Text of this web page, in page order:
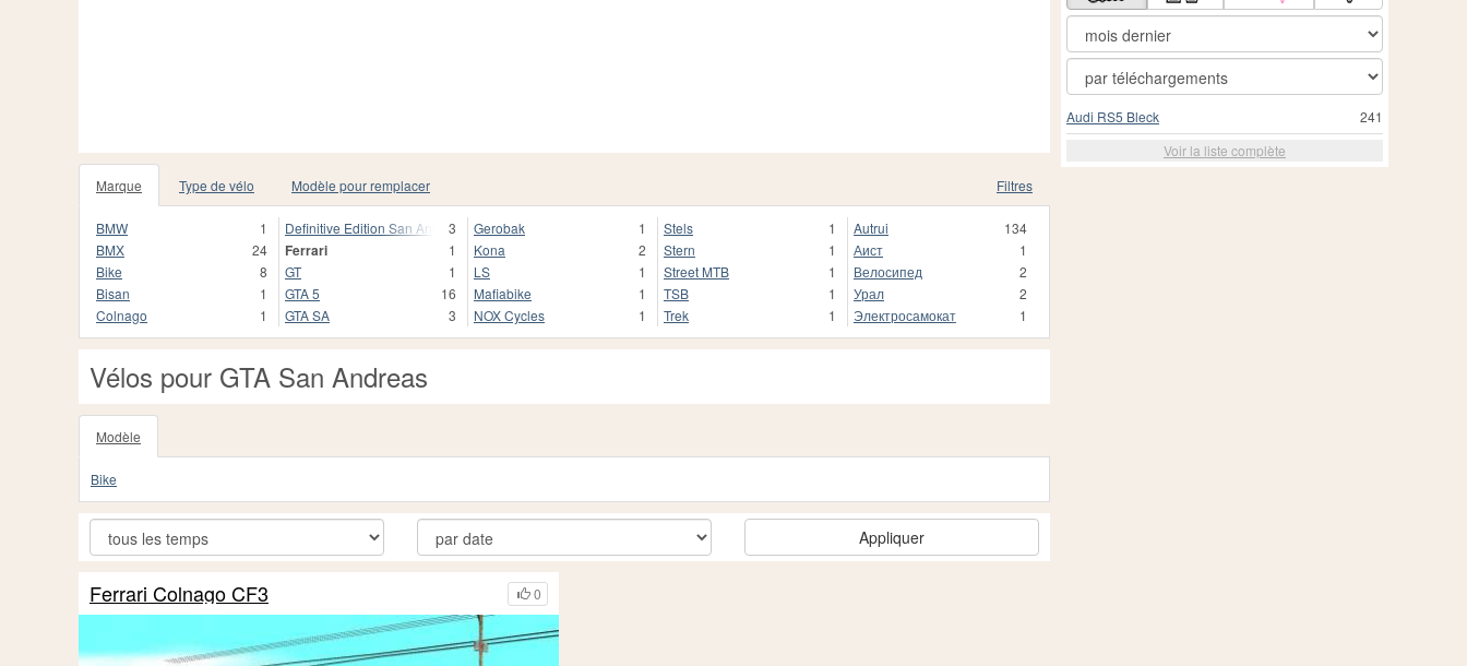
Marque Type de vélo Modèle pour remplacer Filtres
BMW
1
BMX
24
Bike
8
Bisan
1
Colnago
1
Definitive Edition San Andreas
3
Ferrari
1
GT
1
GTA 5
16
GTA SA
3
Gerobak
1
Kona
2
LS
1
Mafiabike
1
NOX Cycles
1
Stels
1
Stern
1
Street MTB
1
TSB
1
Trek
1
Autrui
134
Аист
1
Велосипед
2
Урал
2
Электросамокат
1
Vélos pour GTA San Andreas
Modèle
Bike
Appliquer
0
Ferrari Colnago CF3
241
Audi RS5 Bleck
Voir la liste complète